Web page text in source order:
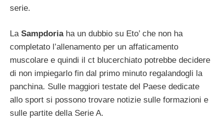
serie.
LaSampdoriaha un dubbio su Eto’ che non ha
completato l’allenamento per un affaticamento
muscolare e quindi il ct blucerchiato potrebbe decidere
di non impiegarlo fin dal primo minuto regalandogli la
panchina. Sulle maggiori testate del Paese dedicate
allo sport si possono trovare notizie sulle formazioni e
sulle partite della Serie A.